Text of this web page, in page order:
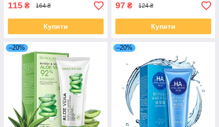
115 ₴ 164 ₴
Купити
97 ₴ 124 ₴
Купити
–20% –20%